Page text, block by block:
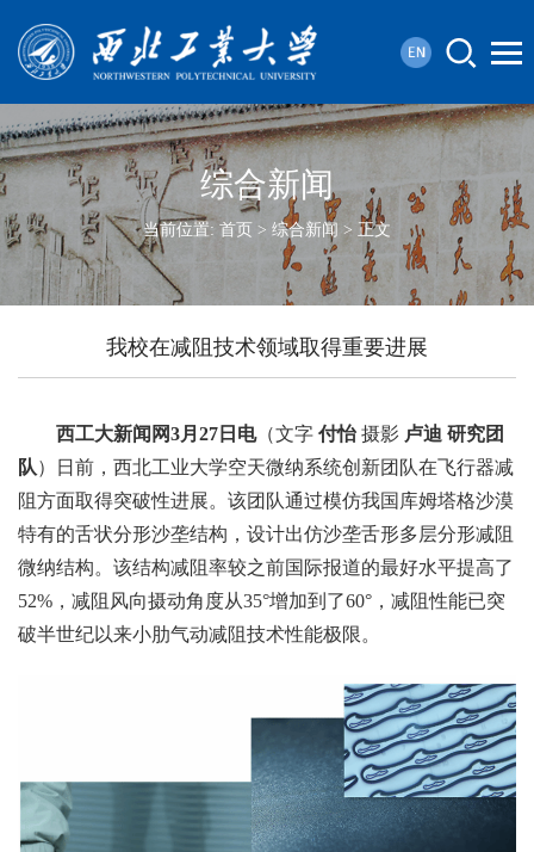
综合新闻
当前位置: 首页 > 综合新闻 > 正文
我校在减阻技术领域取得重要进展
西工大新闻网3月 27 日电（文字 付怡 摄影 卢迪 研究团
队）日前，西北工业大学空天微纳系统创新团队在飞行器减
阻方面取得突破性进展。该团队通过模仿我国库姆塔格沙漠
特有的舌状分形沙垄结构，设计出仿沙垄舌形多层分形减阻
微纳结构。该结构减阻率较之前国际报道的最好水平提高了
52%，减阻风向摄动角度从35°增加到了60°，减阻性能已突
破半世纪以来小肋气动减阻技术性能极限。